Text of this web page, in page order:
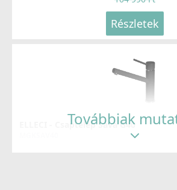
Részletek
ELLECI - Csaptelep Sava G40
Továbbiak